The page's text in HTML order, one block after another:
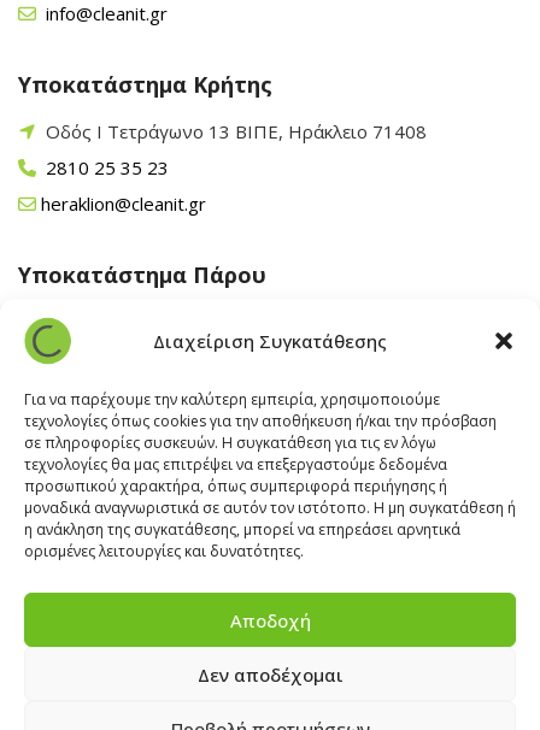
Διαχείριση Συγκατάθεσης
Για να παρέχουμε την καλύτερη εμπειρία, χρησιμοποιούμε
τεχνολογίες όπως cookies για την αποθήκευση ή/και την πρόσβαση
σε πληροφορίες συσκευών. Η συγκατάθεση για τις εν λόγω
τεχνολογίες θα μας επιτρέψει να επεξεργαστούμε δεδομένα
προσωπικού χαρακτήρα, όπως συμπεριφορά περιήγησης ή
μοναδικά αναγνωριστικά σε αυτόν τον ιστότοπο. Η μη συγκατάθεση ή
η ανάκληση της συγκατάθεσης, μπορεί να επηρεάσει αρνητικά
ορισμένες λειτουργίες και δυνατότητες.
Αποδοχή
Δεν αποδέχομαι
info@cleanit.gr
Υποκατάστημα Κρήτης
Οδός Ι Τετράγωνο 13 ΒΙΠΕ, Ηράκλειο 71408
2810 25 35 23
heraklion@cleanit.gr
Υποκατάστημα Πάρου
Άγιος Βλάσης Αρχίλοχος, Πάρος 84400
22840 43 163
paros@cleanit.gr
Υποκατάστημα Σαντορίνης
Έξω Γωνία, Σαντορίνη847 00
22860 22322